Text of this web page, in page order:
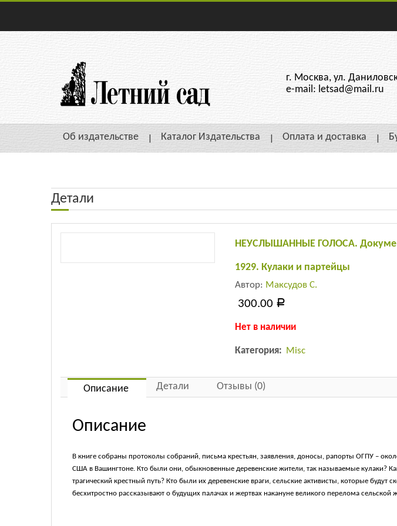
г. Москва, ул.
e-mail: letsad@mail.ru
Об издательстве Каталог Издательства Оплата и доставка
Детали
НЕУСЛЫШАННЫЕ ГОЛОСА.
1929. Кулаки и партейцы
Автор: Максудов С.
300.00 Р
Нет в наличии
Категория: Misc
Описание Детали Отзывы (0)
Описание
В книге собраны протоколы собраний, письма крестьян, заявления, доносы, рапорты ОГПУ –
США в Вашингтоне. Кто были они, обыкновенные деревенские жители, так называемые кулаки?
трагический крестный путь? Кто были их деревенские враги, сельские активисты, которые будут
бесхитростно рассказывают о будущих палачах и жертвах накануне великого перелома сельской